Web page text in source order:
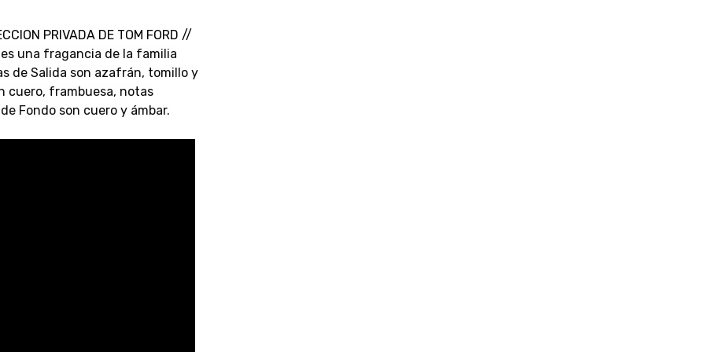
PRIVADA DE TOM FORD //
una fragancia de la familia
de Salida son azafrán, tomillo y
cuero, frambuesa, notas
Fondo son cuero y ámbar.